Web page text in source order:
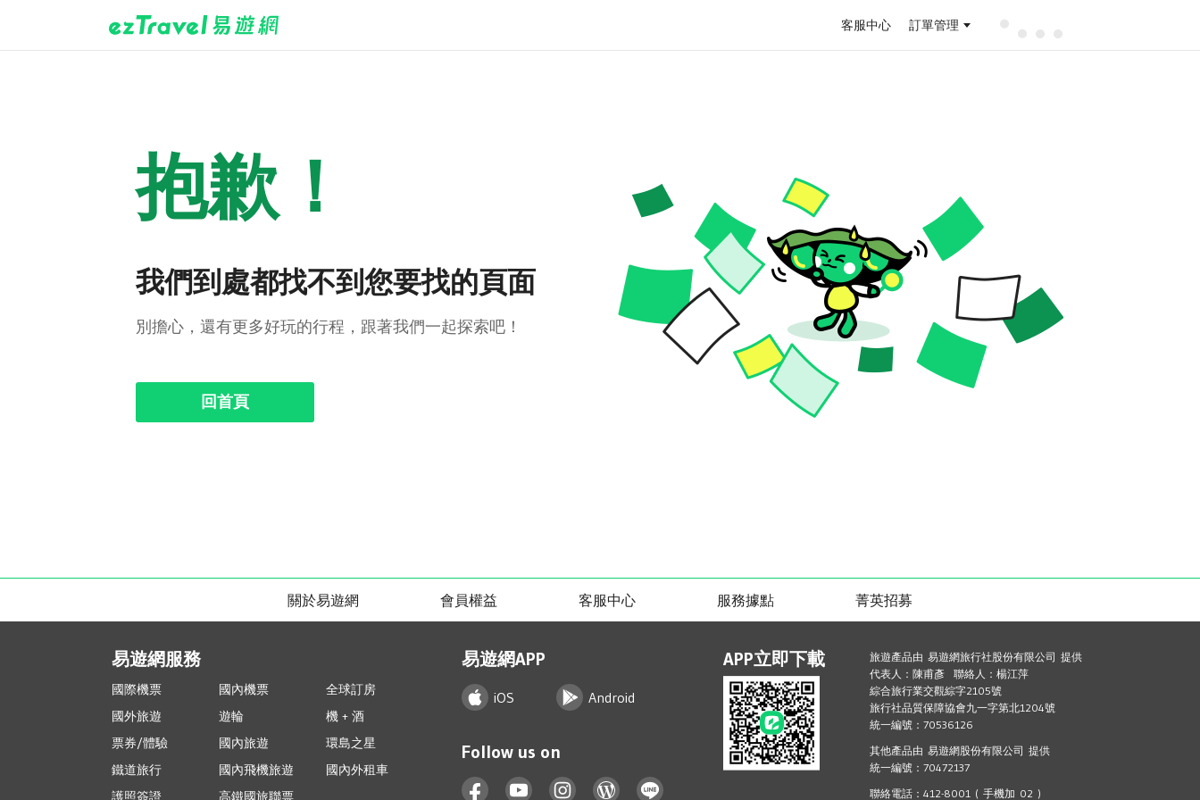
客服中心 訂單管理
抱歉！
我們到處都找不到您要找的頁面
別擔心，還有更多好玩的行程，跟著我們一起探索吧！
回首頁
關於易遊網 會員權益 客服中心 服務據點 菁英招募
易遊網服務
國際機票 國內機票
全球訂房
國外旅遊
遊輪
機 + 酒
票券/體驗
國內旅遊
環島之星
鐵道旅行
國內飛機旅遊
國內外租車
護照簽證
高鐵國旅聯票
易遊網APP
iOS Android
Follow us on
APP立即下載
旅遊產品由 易遊網旅行社股份有限公司 提供
代表人：陳甫彥 聯絡人：楊江萍
綜合旅行業交觀綜字2105號
旅行社品質保障協會九一字第北1204號
統一編號：70536126
其他產品由 易遊網股份有限公司 提供
統一編號：70472137
聯絡電話：412-8001 ( 手機加 02 )